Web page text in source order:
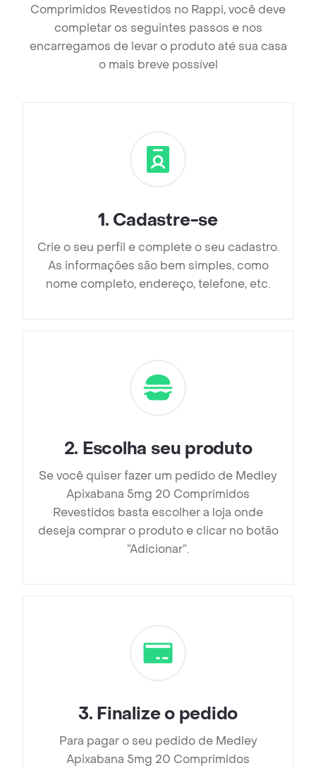
Comprimidos Revestidos no Rappi, você deve
completar os seguintes passos e nos
encarregamos de levar o produto até sua casa
o mais breve possível
1. Cadastre-se
Crie o seu perfil e complete o seu cadastro.
As informações são bem simples, como
nome completo, endereço, telefone, etc.
2. Escolha seu produto
Se você quiser fazer um pedido de Medley
Apixabana 5mg 20 Comprimidos
Revestidos basta escolher a loja onde
deseja comprar o produto e clicar no botão
“Adicionar”.
3. Finalize o pedido
Para pagar o seu pedido de Medley
Apixabana 5mg 20 Comprimidos